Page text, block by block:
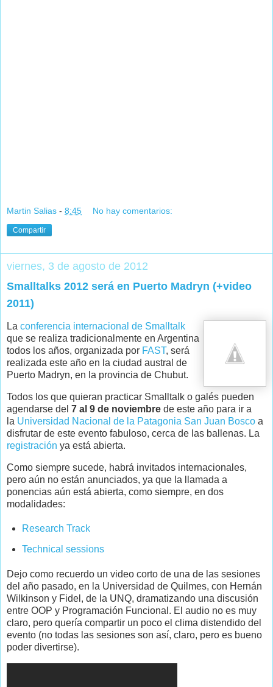
Martin Salias - 8:45 No hay comentarios:
Compartir
viernes, 3 de agosto de 2012
Smalltalks 2012 será en Puerto Madryn (+video
2011)
La conferencia internacional de Smalltalk
que se realiza tradicionalmente en Argentina
todos los años, organizada por FAST, será
realizada este año en la ciudad austral de
Puerto Madryn, en la provincia de Chubut.
Todos los que quieran practicar Smalltalk o galés pueden
agendarse del 7 al 9 de noviembre de este año para ir a
la Universidad Nacional de la Patagonia San Juan Bosco a
disfrutar de este evento fabuloso, cerca de las ballenas. La
registración ya está abierta.
Como siempre sucede, habrá invitados internacionales,
pero aún no están anunciados, ya que la llamada a
ponencias aún está abierta, como siempre, en dos
modalidades:
Research Track
Technical sessions
Dejo como recuerdo un video corto de una de las sesiones
del año pasado, en la Universidad de Quilmes, con Hernán
Wilkinson y Fidel, de la UNQ, dramatizando una discusión
entre OOP y Programación Funcional. El audio no es muy
claro, pero quería compartir un poco el clima distendido del
evento (no todas las sesiones son así, claro, pero es bueno
poder divertirse).